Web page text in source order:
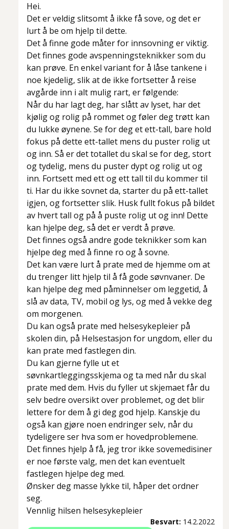
Hei.
Det er veldig slitsomt å ikke få sove, og det er
lurt å be om hjelp til dette.
Det å finne gode måter for innsovning er viktig.
Det finnes gode avspenningsteknikker som du
kan prøve. En enkel variant for å låse tankene i
noe kjedelig, slik at de ikke fortsetter å reise
avgårde inn i alt mulig rart, er følgende:
Når du har lagt deg, har slått av lyset, har det
kjølig og rolig på rommet og føler deg trøtt kan
du lukke øynene. Se for deg et ett-tall, bare hold
fokus på dette ett-tallet mens du puster rolig ut
og inn. Så er det totallet du skal se for deg, stort
og tydelig, mens du puster dypt og rolig ut og
inn. Fortsett med ett og ett tall til du kommer til
ti. Har du ikke sovnet da, starter du på ett-tallet
igjen, og fortsetter slik. Husk fullt fokus på bildet
av hvert tall og på å puste rolig ut og inn! Dette
kan hjelpe deg, så det er verdt å prøve.
Det finnes også andre gode teknikker som kan
hjelpe deg med å finne ro og å sovne.
Det kan være lurt å prate med de hjemme om at
du trenger litt hjelp til å få gode søvnvaner. De
kan hjelpe deg med påminnelser om leggetid, å
slå av data, TV, mobil og lys, og med å vekke deg
om morgenen.
Du kan også prate med helsesykepleier på
skolen din, på Helsestasjon for ungdom, eller du
kan prate med fastlegen din.
Du kan gjerne fylle ut et
søvnkartleggingsskjema og ta med når du skal
prate med dem. Hvis du fyller ut skjemaet får du
selv bedre oversikt over problemet, og det blir
lettere for dem å gi deg god hjelp. Kanskje du
også kan gjøre noen endringer selv, når du
tydeligere ser hva som er hovedproblemene.
Det finnes hjelp å få, jeg tror ikke sovemedisiner
er noe første valg, men det kan eventuelt
fastlegen hjelpe deg med.
Ønsker deg masse lykke til, håper det ordner
seg.
Vennlig hilsen helsesykepleier
Besvart: 14.2.2022